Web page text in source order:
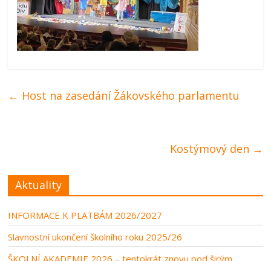
← Host na zasedání Žákovského parlamentu
Kostýmový den →
Aktuality
INFORMACE K PLATBÁM 2026/2027
Slavnostní ukončení školního roku 2025/26